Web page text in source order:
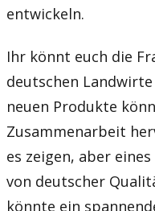
entwickeln.
Ihr könnt euch die
deutschen
neuen Produkte
Zusammenarbeit
es zeigen, aber
von deutscher
könnte ein